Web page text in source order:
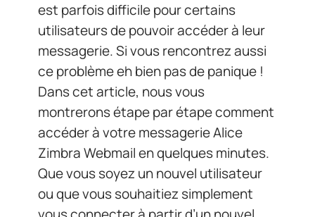
est parfois difficile pour certains
utilisateurs de pouvoir accéder à leur
messagerie. Si vous rencontrez aussi
ce problème eh bien pas de panique !
Dans cet article, nous vous
montrerons étape par étape comment
accéder à votre messagerie Alice
Zimbra Webmail en quelques minutes.
Que vous soyez un nouvel utilisateur
ou que vous souhaitiez simplement